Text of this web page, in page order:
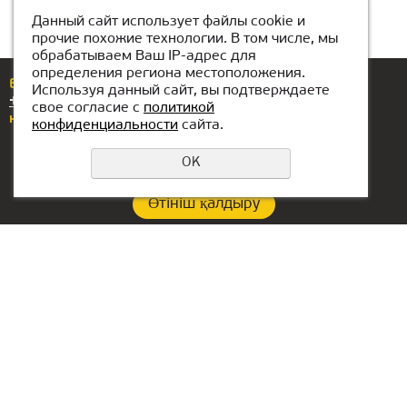
Егер сізде сұрақтар немесе ұсыныстар болса,
+7(776)077-31-01нөміріне қоңырау шалыңыз
немесе бізге жазыңызatyrau@kiber1.com
Өтініш қалдыру
Данный сайт использует файлы cookie и
прочие похожие технологии. В том числе, мы
обрабатываем Ваш IP-адрес для
определения региона местоположения.
Используя данный сайт, вы подтверждаете
свое согласие с политикой
конфиденциальности сайта.
OK